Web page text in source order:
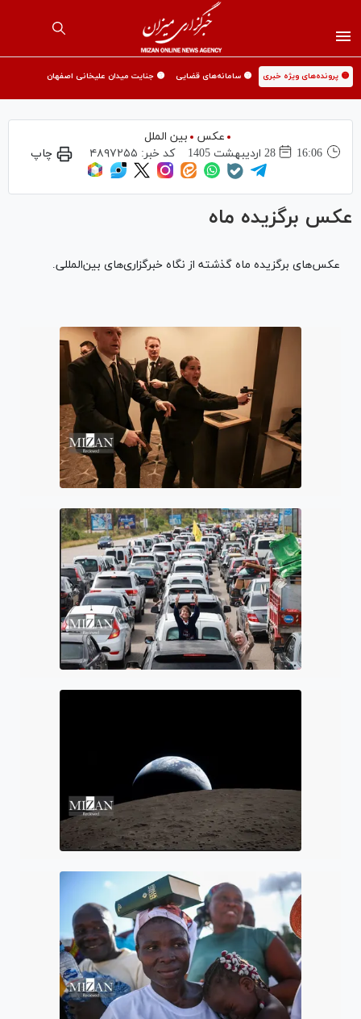
🟡 پرونده‌های ویژه خبری 🟡 سامانه‌های قضایی 🟡 جنایت میدان علیخانی اصفهان
عکس
بین الملل
16:06
28 ارديبهشت 1405 کد خبر: ۴۸۹۷۲۵۵ چاپ
عکس برگزیده ماه
عکس‌های برگزیده ماه گذشته از نگاه خبرگزاری‌های بین‌المللی.